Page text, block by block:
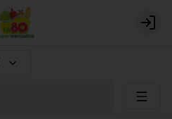
Login